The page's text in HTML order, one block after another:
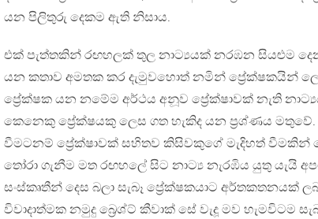
යන පිලිතුරු දෙකම ඇති නිසාය.
එක් පැත්තකින් රඟහලක් තුල නාට්‍යයක් නරඹන සියළුම
යන කතාව අමතක කර දැමුවහොත් නමින් ප්‍රේක්ෂකයින්
ප්‍රේක්ෂක යන නමේම අර්ථය අනූව ප්‍රේක්ෂාවක් නැති
කෙනෙකු ප්‍රේක්ෂයකු ලෙස ගත හැකිද යන ප්‍රශ්ණය මතුවේ.
වීමටනම් ප්‍රේක්ෂාවක් සහිතව කිසිවකුගේ මැදිහත්
තෝරා ගැනීම මත රඟහලේ සිට නාට්‍ය නැරඹිය යුතු යැයි
සංස්කෘතීන් දෙස බලා සැබෑ ප්‍රේක්ෂකයාට අර්තකතනයක්
විවාදාත්මක නමුදු බ්‍රෙශ්ට් කීවාක් සේ වැදූ මව හැමවිටම